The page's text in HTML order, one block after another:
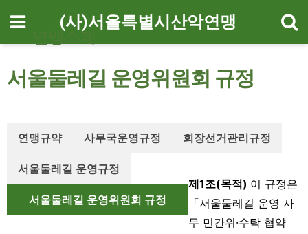
메뉴 (사)서울특별시산악연맹
연맹소개
서울둘레길 운영위원회 규정
연맹규약 사무국운영규정 회장선거관리규정
서울둘레길 운영규정
서울둘레길 운영위원회 규정
제1조(목적) 이 규정은
「서울둘레길 운영 사
무 민간위·수탁 협약